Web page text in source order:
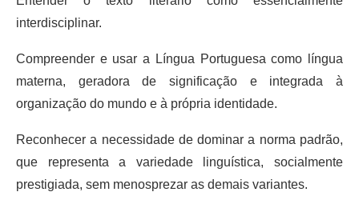
interdisciplinar.
Compreender e usar a Língua Portuguesa como língua
materna, geradora de significação e integrada à
organização do mundo e à própria identidade.
Reconhecer a necessidade de dominar a norma padrão,
que representa a variedade linguística, socialmente
prestigiada, sem menosprezar as demais variantes.